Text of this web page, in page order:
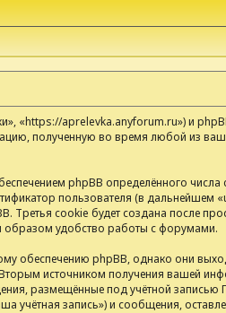
«https://aprelevka.anyforum.ru») и
полученную во время любой из
phpBB определённого числа
пользователя (в дальнейшем
Третья cookie будет создана после
образом удобство работы с форумами.
обеспечению phpBB, однако они
источником получения вашей
размещённые под учётной записью
учётная запись») и сообщения,